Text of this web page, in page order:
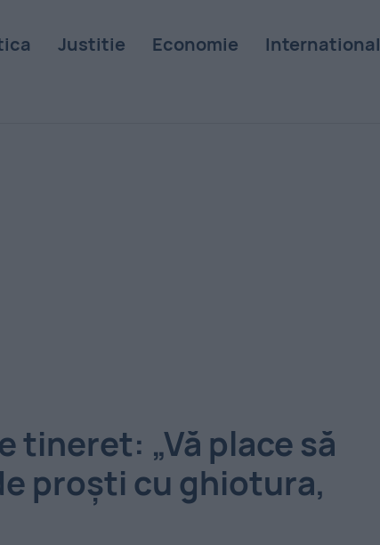
Justitie Economie International
tineret: „Vă place să
proști cu ghiotura,